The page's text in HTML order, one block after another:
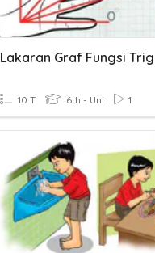
10 T 6th - Uni 1